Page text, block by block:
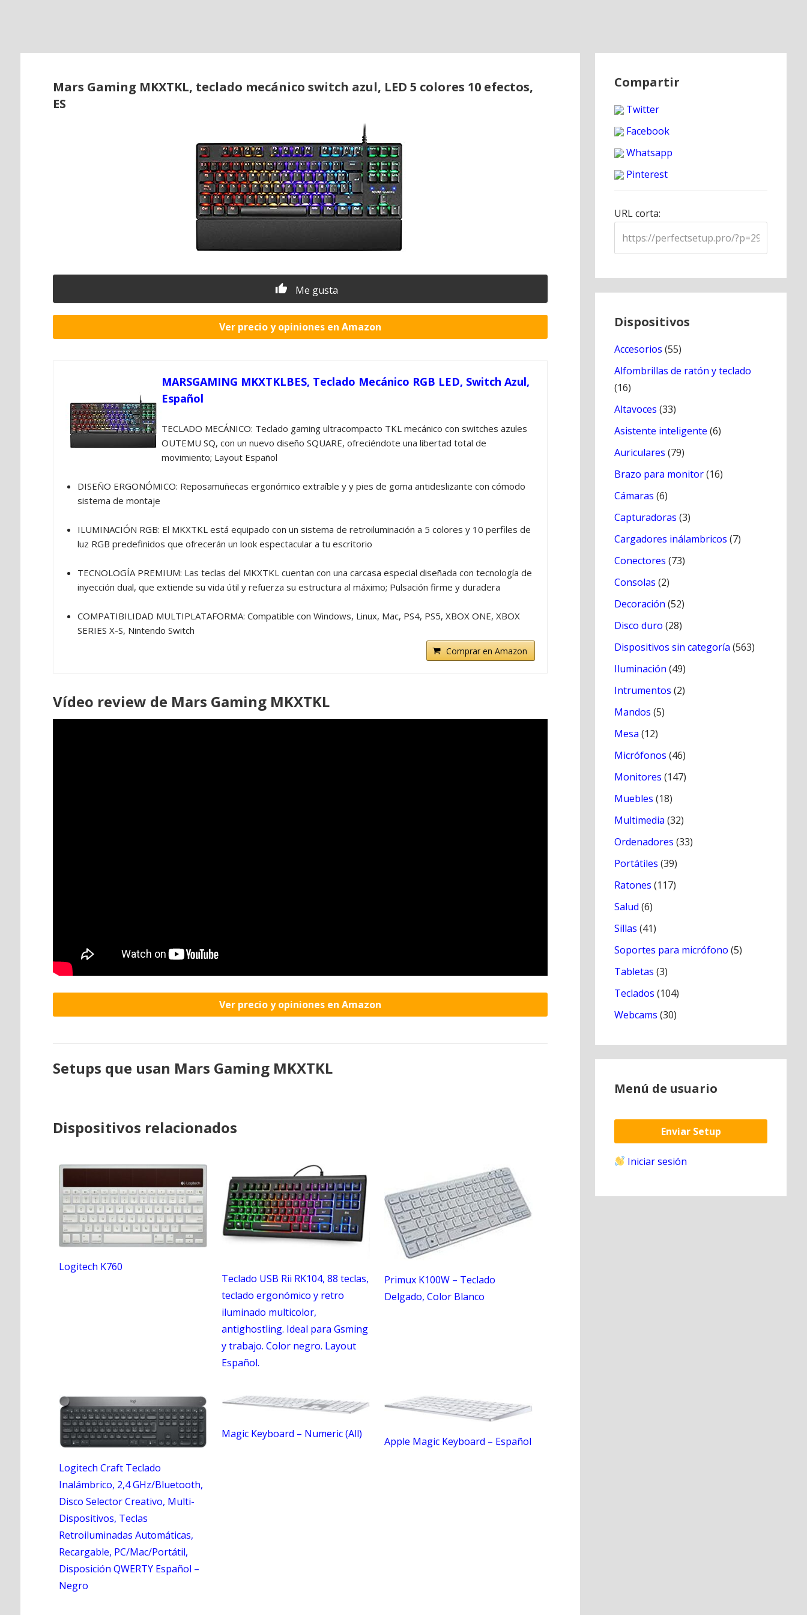
Mars Gaming MKXTKL, teclado mecánico switch azul, LED 5 colores 10 efectos,
ES
Me gusta
Ver precio y opiniones en Amazon
MARSGAMING MKXTKLBES, Teclado Mecánico RGB LED, Switch Azul,
Español
TECLADO MECÁNICO: Teclado gaming ultracompacto TKL mecánico con switches azules
OUTEMU SQ, con un nuevo diseño SQUARE, ofreciéndote una libertad total de
movimiento; Layout Español
DISEÑO ERGONÓMICO: Reposamuñecas ergonómico extraíble y y pies de goma antideslizante con cómodo
sistema de montaje
ILUMINACIÓN RGB: El MKXTKL está equipado con un sistema de retroiluminación a 5 colores y 10 perfiles de
luz RGB predefinidos que ofrecerán un look espectacular a tu escritorio
TECNOLOGÍA PREMIUM: Las teclas del MKXTKL cuentan con una carcasa especial diseñada con tecnología de
inyección dual, que extiende su vida útil y refuerza su estructura al máximo; Pulsación firme y duradera
COMPATIBILIDAD MULTIPLATAFORMA: Compatible con Windows, Linux, Mac, PS4, PS5, XBOX ONE, XBOX
SERIES X-S, Nintendo Switch
Comprar en Amazon
Vídeo review de Mars Gaming MKXTKL
Ver precio y opiniones en Amazon
Setups que usan Mars Gaming MKXTKL
Dispositivos relacionados
Logitech K760
Teclado USB Rii RK104, 88 teclas,
teclado ergonómico y retro
iluminado multicolor,
antighostling. Ideal para Gsming
y trabajo. Color negro. Layout
Español.
Primux K100W – Teclado
Delgado, Color Blanco
Logitech Craft Teclado
Inalámbrico, 2,4 GHz/Bluetooth,
Disco Selector Creativo, Multi-
Dispositivos, Teclas
Retroiluminadas Automáticas,
Recargable, PC/Mac/Portátil,
Disposición QWERTY Español –
Negro
Magic Keyboard – Numeric (All)
Apple Magic Keyboard – Español
Compartir
Twitter
Facebook
Whatsapp
Pinterest
URL corta:
Dispositivos
Accesorios (55)
Alfombrillas de ratón y teclado
(16)
Altavoces (33)
Asistente inteligente (6)
Auriculares (79)
Brazo para monitor(16)
Cámaras (6)
Capturadoras (3)
Cargadores inálambricos (7)
Conectores (73)
Consolas (2)
Decoración (52)
Disco duro (28)
Dispositivos sin categoría (563)
Iluminación (49)
Intrumentos (2)
Mandos (5)
Mesa (12)
Micrófonos (46)
Monitores (147)
Muebles (18)
Multimedia (32)
Ordenadores (33)
Portátiles (39)
Ratones (117)
Salud (6)
Sillas (41)
Soportes para micrófono (5)
Tabletas (3)
Teclados (104)
Webcams (30)
Menú de usuario
Enviar Setup
Iniciar sesión